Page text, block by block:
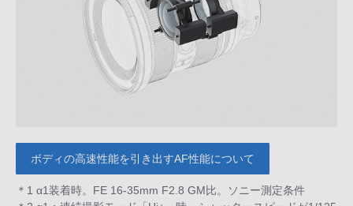
ボディの高速性能を引き出すAF性能について
＊1 α1装着時。FE 16-35mm F2.8 GM比。ソニー測定条件